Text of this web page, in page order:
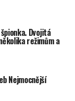
Dvojitá
režimům a
Nejmocnější